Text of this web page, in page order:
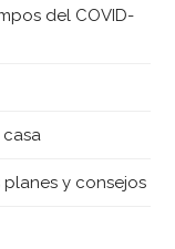
del COVID-
planes y consejos